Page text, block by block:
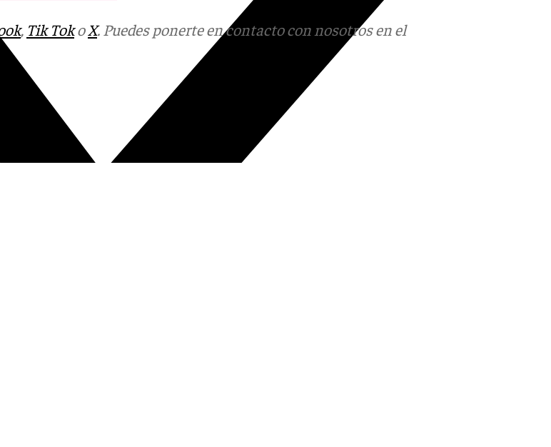
, Tik TokoX. Puedes ponerte en contacto con nosotros en el